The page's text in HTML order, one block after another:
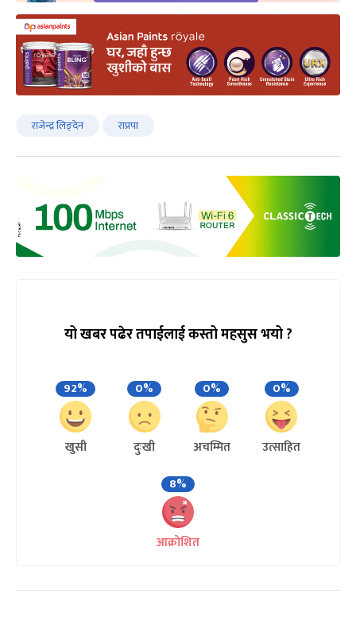
राजेन्द्र लिङ्देन राप्रपा
यो खबर पढेर तपाईलाई कस्तो महसुस भयो ?
92%
खुसी
0%
दुःखी
0%
अचम्मित
0%
उत्साहित
8%
आक्रोशित